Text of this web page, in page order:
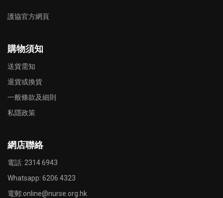
護協官方網頁
購物須知
送貨需知
退貨或換貨
一般條款及細則
私隱政策
網店聯絡
電話: 2314 6943
Whatsapp: 6206 4323
電郵:online@nurse.org.hk